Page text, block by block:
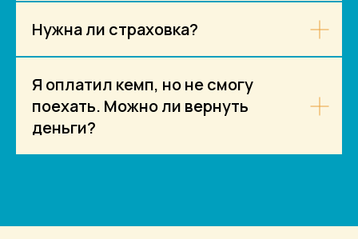
Нужна ли страховка?
Я оплатил кемп, но не смогу
поехать. Можно ли вернуть
деньги?